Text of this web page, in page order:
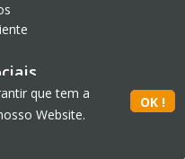
que tem a
Website.